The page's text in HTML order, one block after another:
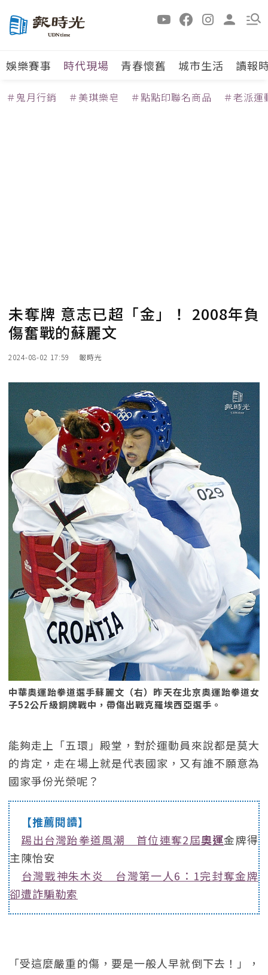
娛樂賽事 時代現場 青春懷舊 城市生活 讀報
＃鬼月行銷 ＃美琪樂皂 ＃點點印聯名商品 ＃老派運
未奪牌 意志已超「金」！ 2008年負
傷奮戰的蘇麗文
2024-08-02 17:59 報時光
中華奧運跆拳道選手蘇麗文（右）昨天在北京奧運跆拳道女
子52公斤級銅牌戰中，帶傷出戰克羅埃西亞選手。
能夠走上「五環」殿堂，對於運動員來說都是莫大
的肯定，走在場上就是代表國家，又有誰不願意為
國家爭份光榮呢？
【推薦閱讀】
踢出台灣跆拳道風潮 首位連奪2屆奧運金牌得
主陳怡安
台灣戰神朱木炎 台灣第一人6：1完封奪金牌
卻遭詐騙勒索
「受這麼嚴重的傷，要是一般人早就倒下去！」，